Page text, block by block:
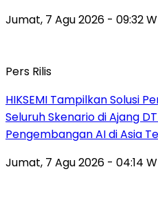
Jumat, 7 Agu 2026 - 09:32
Pers Rilis
HIKSEMI Tampilkan Solusi
Seluruh Skenario di Ajang
Pengembangan AI di Asia
Jumat, 7 Agu 2026 - 04:14